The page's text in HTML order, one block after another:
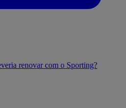
renovar com o Sporting?